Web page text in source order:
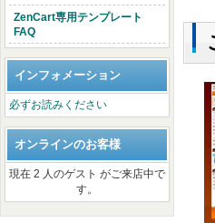
ZenCart専用テンプレート
FAQ
インフォメーション
必ずお読みください
オンラインのお客様
現在 2 人のゲスト がご来店中で
す。